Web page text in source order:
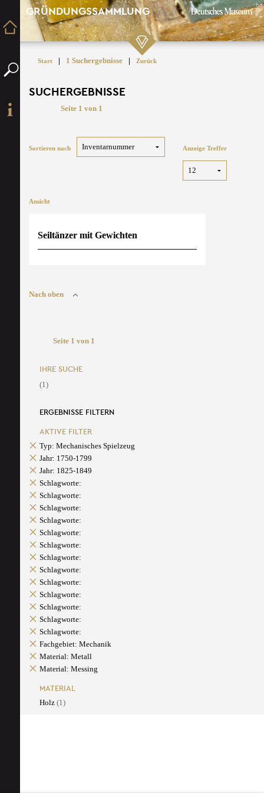
GRÜNDUNGSSAMMLUNG
Start | 1 Suchergebnisse | Zurück
SUCHERGEBNISSE
Seite 1 von 1
Sortieren nach Anzeige Treffer
Ansicht
Seiltänzer mit Gewichten
Nach oben
Seite 1 von 1
IHRE SUCHE
(1)
ERGEBNISSE FILTERN
AKTIVE FILTER
Typ: Mechanisches Spielzeug
Jahr: 1750-1799
Jahr: 1825-1849
Schlagworte:
Schlagworte:
Schlagworte:
Schlagworte:
Schlagworte:
Schlagworte:
Schlagworte:
Schlagworte:
Schlagworte:
Schlagworte:
Schlagworte:
Schlagworte:
Schlagworte:
Fachgebiet: Mechanik
Material: Metall
Material: Messing
MATERIAL
Holz (1)